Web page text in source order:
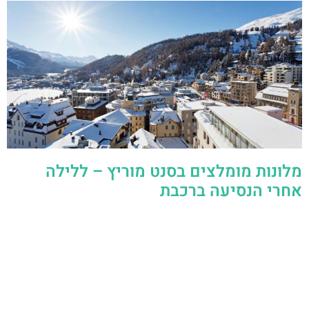
מלונות מומלצים בסנט מוריץ – ללילה
אחרי הנסיעה ברכבת